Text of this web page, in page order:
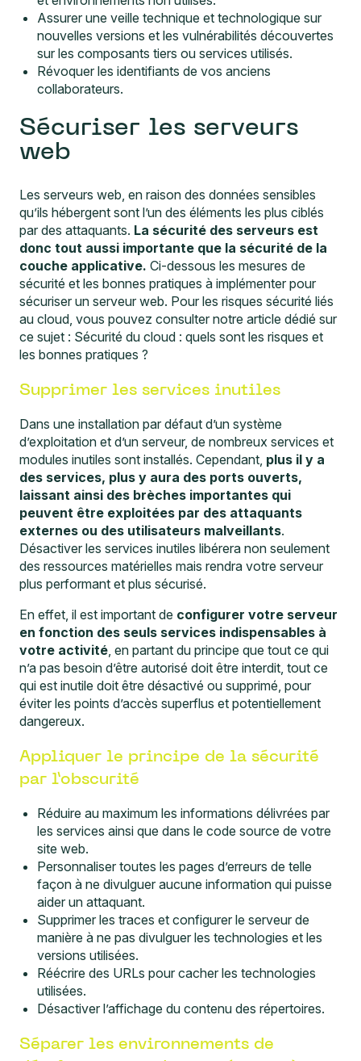
Assurer une veille technique et technologique sur
nouvelles versions et les vulnérabilités découvertes
sur les composants tiers ou services utilisés.
Révoquer les identifiants de vos anciens
collaborateurs.
Sécuriser les serveurs
web
Les serveurs web, en raison des données sensibles
qu’ils hébergent sont l’un des éléments les plus ciblés
par des attaquants. La sécurité des serveurs est
donc tout aussi importante que la sécurité de la
couche applicative. Ci-dessous les mesures de
sécurité et les bonnes pratiques à implémenter pour
sécuriser un serveur web. Pour les risques sécurité liés
au cloud, vous pouvez consulter notre article dédié sur
ce sujet : Sécurité du cloud : quels sont les risques et
les bonnes pratiques ?
Supprimer les services inutiles
Dans une installation par défaut d’un système
d’exploitation et d’un serveur, de nombreux services et
modules inutiles sont installés. Cependant, plus il y a
des services, plus y aura des ports ouverts,
laissant ainsi des brèches importantes qui
peuvent être exploitées par des attaquants
externes ou des utilisateurs malveillants.
Désactiver les services inutiles libérera non seulement
des ressources matérielles mais rendra votre serveur
plus performant et plus sécurisé.
En effet, il est important de configurer votre serveur
en fonction des seuls services indispensables à
votre activité, en partant du principe que tout ce qui
n’a pas besoin d’être autorisé doit être interdit, tout ce
qui est inutile doit être désactivé ou supprimé, pour
éviter les points d’accès superflus et potentiellement
dangereux.
Appliquer le principe de la sécurité
par l’obscurité
Réduire au maximum les informations délivrées par
les services ainsi que dans le code source de votre
site web.
Personnaliser toutes les pages d’erreurs de telle
façon à ne divulguer aucune information qui puisse
aider un attaquant.
Supprimer les traces et configurer le serveur de
manière à ne pas divulguer les technologies et les
versions utilisées.
Réécrire des URLs pour cacher les technologies
utilisées.
Désactiver l’affichage du contenu des répertoires.
Séparer les environnements de